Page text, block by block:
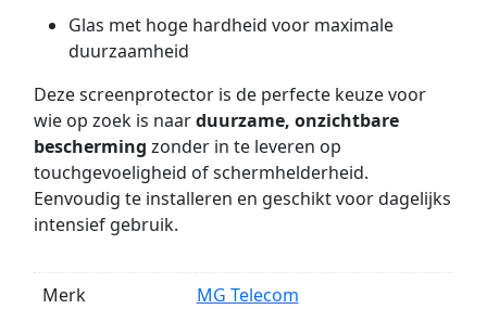
Glas met hoge hardheid voor maximale
duurzaamheid
Deze screenprotector is de perfecte keuze voor
wie op zoek is naarduurzame, onzichtbare
bescherming zonder in te leveren op
touchgevoeligheid of schermhelderheid.
Eenvoudig te installeren en geschikt voor dagelijks
intensief gebruik.
Merk MG Telecom